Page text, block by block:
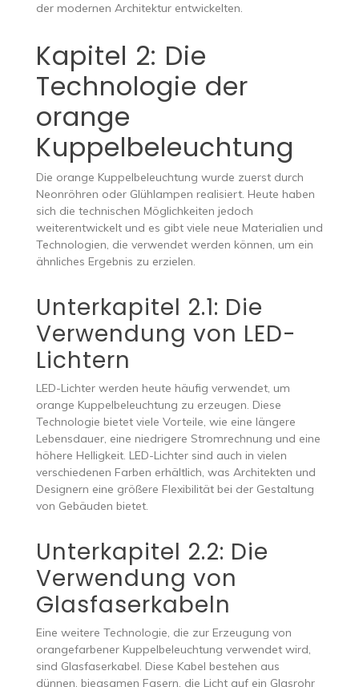
der modernen Architektur entwickelten.
Kapitel 2: Die
Technologie der
orange
Kuppelbeleuchtung
Die orange Kuppelbeleuchtung wurde zuerst durch
Neonröhren oder Glühlampen realisiert. Heute haben
sich die technischen Möglichkeiten jedoch
weiterentwickelt und es gibt viele neue Materialien und
Technologien, die verwendet werden können, um ein
ähnliches Ergebnis zu erzielen.
Unterkapitel 2.1: Die
Verwendung von LED-
Lichtern
LED-Lichter werden heute häufig verwendet, um
orange Kuppelbeleuchtung zu erzeugen. Diese
Technologie bietet viele Vorteile, wie eine längere
Lebensdauer, eine niedrigere Stromrechnung und eine
höhere Helligkeit. LED-Lichter sind auch in vielen
verschiedenen Farben erhältlich, was Architekten und
Designern eine größere Flexibilität bei der Gestaltung
von Gebäuden bietet.
Unterkapitel 2.2: Die
Verwendung von
Glasfaserkabeln
Eine weitere Technologie, die zur Erzeugung von
orangefarbener Kuppelbeleuchtung verwendet wird,
sind Glasfaserkabel. Diese Kabel bestehen aus
dünnen, biegsamen Fasern, die Licht auf ein Glasrohr